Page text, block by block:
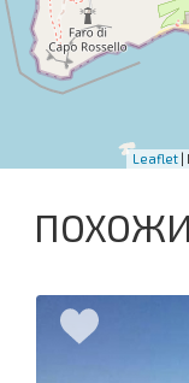
Leaflet |